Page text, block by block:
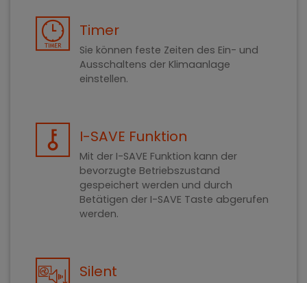
Timer
Sie können feste Zeiten des Ein- und
Ausschaltens der Klimaanlage
einstellen.
I-SAVE Funktion
Mit der I-SAVE Funktion kann der
bevorzugte Betriebszustand
gespeichert werden und durch
Betätigen der I-SAVE Taste abgerufen
werden.
Silent